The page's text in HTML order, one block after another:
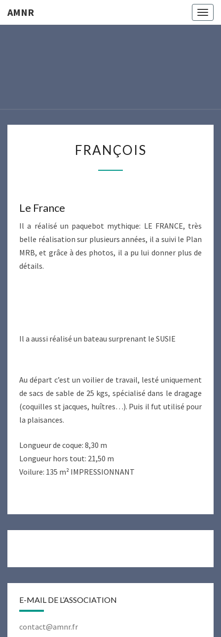
AMNR
FRANÇOIS
Le France
Il a réalisé un paquebot mythique: LE FRANCE, très
belle réalisation sur plusieurs années, il a suivi le Plan
MRB, et grâce à des photos, il a pu lui donner plus de
détails.
Il a aussi réalisé un bateau surprenant le SUSIE
Au départ c’est un voilier de travail, lesté uniquement
de sacs de sable de 25 kgs, spécialisé dans le dragage
(coquilles st jacques, huîtres…). Puis il fut utilisé pour
la plaisances.
Longueur de coque: 8,30 m
Longueur hors tout: 21,50 m
Voilure: 135 m² IMPRESSIONNANT
E-MAIL DE L’ASSOCIATION
contact@amnr.fr